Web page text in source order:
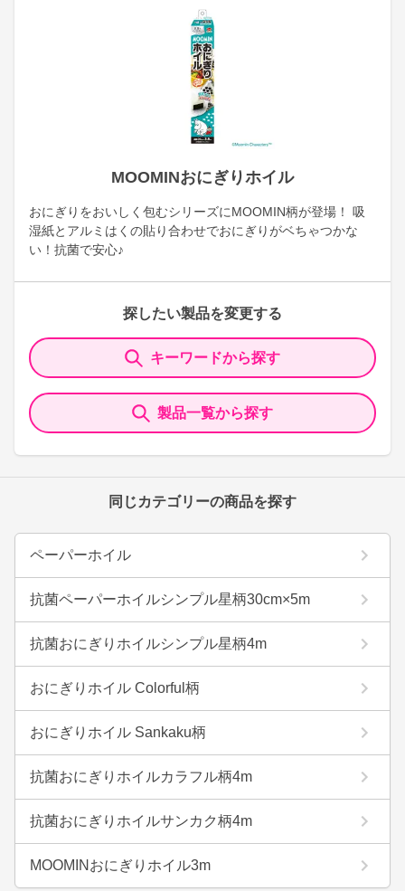
MOOMINおにぎりホイル
おにぎりをおいしく包むシリーズにMOOMIN柄が登場！ 吸
湿紙とアルミはくの貼り合わせでおにぎりがベちゃつかな
い！抗菌で安心♪
探したい製品を変更する
キーワードから探す
製品一覧から探す
同じカテゴリーの商品を探す
ペーパーホイル
抗菌ペーパーホイルシンプル星柄30cm×5m
抗菌おにぎりホイルシンプル星柄4m
おにぎりホイル Colorful柄
おにぎりホイル Sankaku柄
抗菌おにぎりホイルカラフル柄4m
抗菌おにぎりホイルサンカク柄4m
MOOMINおにぎりホイル3m